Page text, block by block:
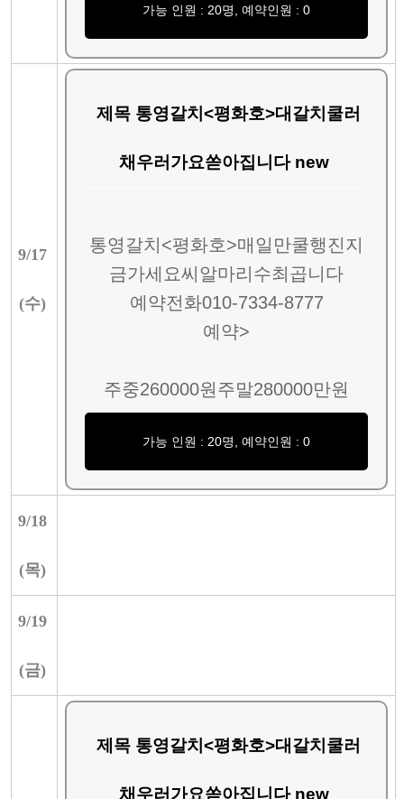
가능 인원 : 20명, 예약인원 : 0
9/17
(수)
제목 통영갈치<평화호>대갈치쿨러
채우러가요쏟아집니다 new
통영갈치<평화호>매일만쿨행진지
금가세요씨알마리수최곱니다
예약전화010-7334-8777
예약>
주중260000원주말280000만원
가능 인원 : 20명, 예약인원 : 0
9/18
(목)
9/19
(금)
제목 통영갈치<평화호>대갈치쿨러
채우러가요쏟아집니다 new